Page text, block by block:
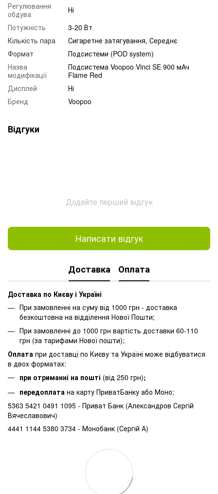
Регулювання
обдува
Ні
Потужність
3-20 Вт
Кількість пара
Сигаретне затягування, Середнє
Формат
Подсистеми (POD system)
Назва
модифікації
Подсистема Voopoo Vinci SE 900 мАч
Flame Red
Дисплей
Ні
Бренд
Voopoo
Відгуки
Додайте перший відгук
Написати відгук
Доставка Оплата
Доставка по Києву і Україні
При замовленні на суму від 1000 грн - доставка
безкоштовна на відділення Нової Пошти;
При замовленні до 1000 грн вартість доставки 60-110
грн (за тарифами Нової пошти);
Оплата при доставці по Києву та Україні може відбуватися
в двох форматах:
при отриманні на пошті (від 250 грн);
передоплата на карту ПриватБанку або Моно;
5363 5421 0491 1095 - Приват Банк (Александров Сергій
Вячеславович)
4441 1144 5380 3734 - Монобанк (Сергій А)